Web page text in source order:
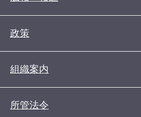
政策
組織案内
所管法令